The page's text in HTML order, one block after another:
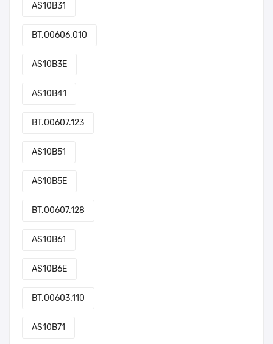
AS10B31
BT.00606.010
AS10B3E
AS10B41
BT.00607.123
AS10B51
AS10B5E
BT.00607.128
AS10B61
AS10B6E
BT.00603.110
AS10B71